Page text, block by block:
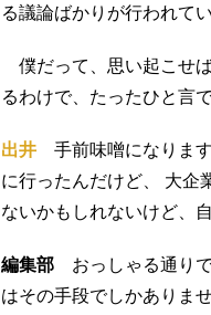
る議論ばかりが行われてい
僕だって、思い起こせ
るわけで、たったひと言
出井 手前味噌になりま
に行ったんだけど、 大企
ないかもしれないけど、
編集部 おっしゃる通り
はその手段でしかありま